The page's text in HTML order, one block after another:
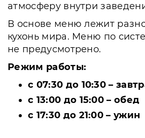
атмосферу внутри
В основе меню лежит
кухонь мира. Меню по
не предусмотрено.
Режим работы:
с 07:30 до 10:30 –
с 13:00 до 15:00 – обед
с 17:30 до 21:00 – ужин